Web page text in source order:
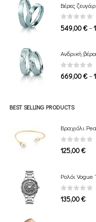
Βέρες
0 out of
549,00€–
Ανδρική
0 out of
669,00€–
BEST SELLING PRODUCTS
Βραχιόλι
0out of
125,00€
Ρολόι
0out of
135,00€